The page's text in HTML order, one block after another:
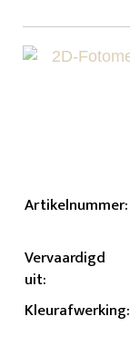
Artikelnummer:
Vervaardigd
uit:
Kleurafwerking: